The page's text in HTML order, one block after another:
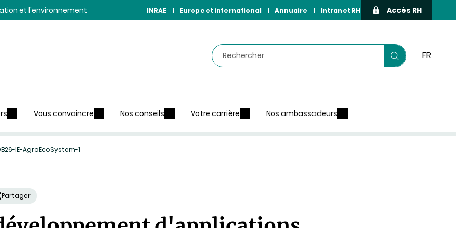
et l'environnement INRAE Europe et international Annuaire Intranet RH Accès RH
Rechercher
Lancer
FR
Vous convaincre Nos conseils Votre carrière Nos ambassadeurs
IE-AgroEcoSystem-1
Partager